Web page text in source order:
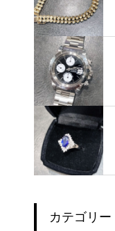
カテゴリー